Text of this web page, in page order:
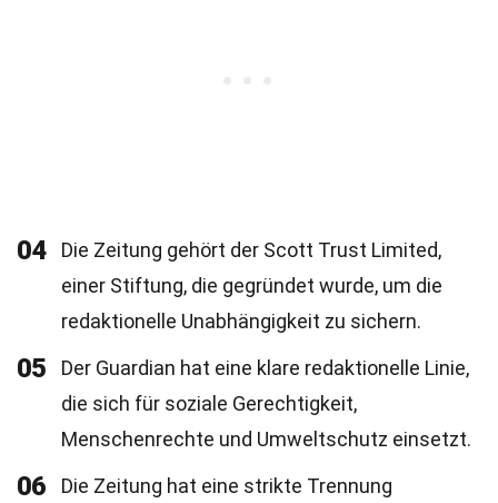
04
Die Zeitung gehört der Scott Trust Limited,
einer Stiftung, die gegründet wurde, um die
redaktionelle Unabhängigkeit zu sichern.
05
Der Guardian hat eine klare redaktionelle Linie,
die sich für soziale Gerechtigkeit,
Menschenrechte und Umweltschutz einsetzt.
06
Die Zeitung hat eine strikte Trennung